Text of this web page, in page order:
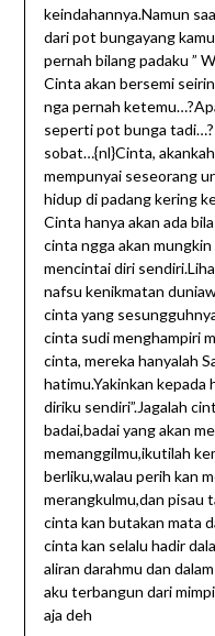
keindahannya.Namun
dari pot bungayang
pernah bilang padaku ”
Cinta akan bersemi
nga pernah
seperti pot bunga
sobat…{nl}Cinta,
mempunyai seseorang
hidup di padang kering
Cinta hanya akan ada
cinta ngga akan
mencintai diri
nafsu kenikmatan
cinta yang
cinta sudi menghampiri
cinta, mereka hanyalah
hatimu.Yakinkan kepada
diriku sendiri”.Jagalah
badai,badai yang akan
memanggilmu,ikutilah
berliku,walau perih kan
merangkulmu,dan pisau
cinta kan butakan mata
cinta kan selalu hadir
aliran darahmu dan
aku terbangun dari
aja deh